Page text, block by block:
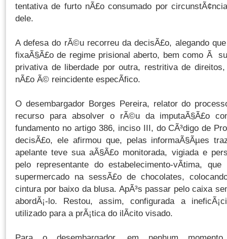
tentativa de furto nÃ£o consumado por
dele.
A defesa do rÃ©u recorreu da decisÃ£o, alegando
fixaÃ§Ã£o de regime prisional aberto, bem como Ã
privativa de liberdade por outra, restritiva de
nÃ£o Ã© reincidente especÃ­fico.
O desembargador Borges Pereira, relator do
recurso para absolver o rÃ©u da imputaÃ§Ã£o
fundamento no artigo 386, inciso III, do CÃ³digo de
decisÃ£o, ele afirmou que, pelas informaÃ§Ãµes
apelante teve sua aÃ§Ã£o monitorada, vigiada e
pelo representante do estabelecimento-vÃ­tima,
supermercado na sessÃ£o de chocolates,
cintura por baixo da blusa. ApÃ³s passar pelo caixa
abordÃ¡-lo. Restou, assim, configurada a
utilizado para a prÃ¡tica do ilÃ­cito visado.